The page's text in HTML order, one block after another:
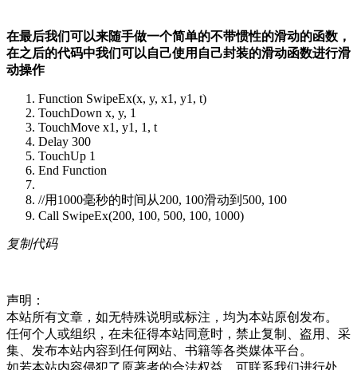
在最后我们可以来随手做一个简单的不带惯性的滑动的函数，
在之后的代码中我们可以自己使用自己封装的滑动函数进行滑
动操作
Function SwipeEx(x, y, x1, y1, t)
TouchDown x, y, 1
TouchMove x1, y1, 1, t
Delay 300
TouchUp 1
End Function
//用1000毫秒的时间从200, 100滑动到500, 100
Call SwipeEx(200, 100, 500, 100, 1000)
复制代码
声明：
本站所有文章，如无特殊说明或标注，均为本站原创发布。
任何个人或组织，在未征得本站同意时，禁止复制、盗用、采
集、发布本站内容到任何网站、书籍等各类媒体平台。
如若本站内容侵犯了原著者的合法权益，可联系我们进行处